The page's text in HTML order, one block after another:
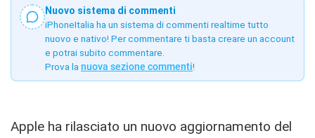
Nuovo sistema di commenti
iPhoneItalia ha un sistema di commenti realtime tutto
nuovo e nativo! Per commentare ti basta creare un account
e potrai subito commentare.
Prova la nuova sezione commenti!
Apple ha rilasciato un nuovo aggiornamento del